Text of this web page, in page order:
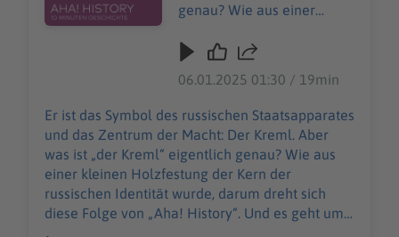
genau? Wie aus einer
Kern der russischen
dreht sich diese Folge von
„Aha! History“. Und es geht
um einen teuren
Modeklassiker, den man
nicht einfach kaufen kann:
Die Birkin Bag. "Aha! History
– Zehn Minuten Geschichte"
ist der neue History-
06.01.2025 01:30 / 19min
Er ist das Symbol des russischen Staatsapparates
und das Zentrum der Macht: Der Kreml. Aber
was ist „der Kreml“ eigentlich genau? Wie aus
einer kleinen Holzfestung der Kern der
russischen Identität wurde, darum dreht sich
diese Folge von „Aha! History“. Und es geht um
einen teuren Modeklassiker, den man nicht